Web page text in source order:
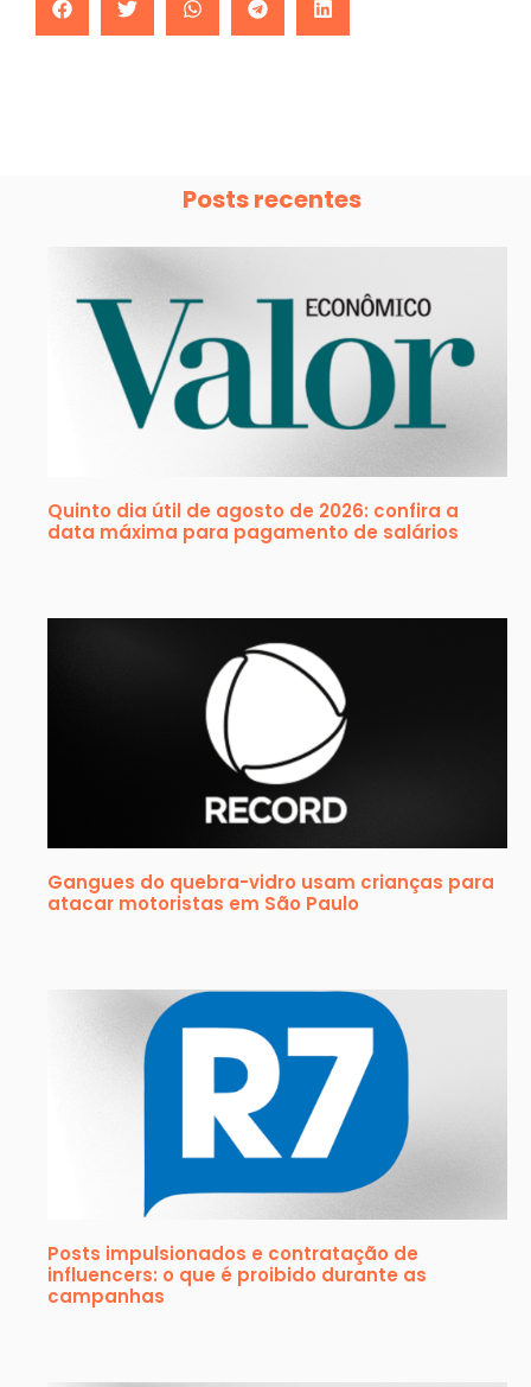
Posts recentes
Quinto dia útil de agosto de 2026: confira a
data máxima para pagamento de salários
Gangues do quebra-vidro usam crianças para
atacar motoristas em São Paulo
Posts impulsionados e contratação de
influencers: o que é proibido durante as
campanhas